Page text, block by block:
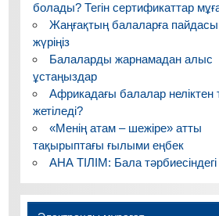
болады? Тегін сертификаттар
Жаңғақтың балаларға
жүріңіз
Балаларды жарнамадан алыс
ұстаңыздар
Африкадағы балалар неліктен
жетіледі?
«Менің атам – шежіре» атты
тақырыптағы ғылыми еңбек
АНА ТІЛІМ: Бала